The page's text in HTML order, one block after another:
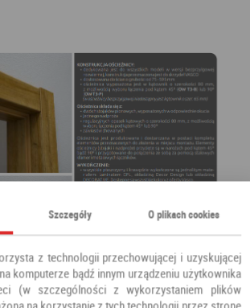
Szczegóły O plikach cookies
z technologii przechowującej i uzyskującej
komputerze bądź innym urządzeniu użytkownika
(w szczególności z wykorzystaniem plików